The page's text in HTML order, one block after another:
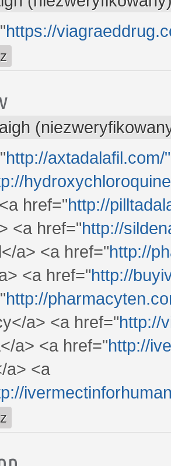
https://
http://axtadalafil.com/
href="http://
<a href="http://
a> <a href="http://
<a href="http://
http://
a> <a href="http://
a> <a href="http://
a> <a